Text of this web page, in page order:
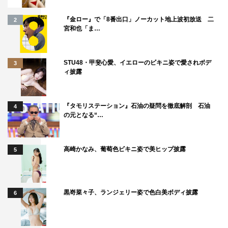
見取り図・盛山晋太郎 コメント
ジョンソンメンバーがそれぞれ8か所でロケをしたんです
けど、VTRを見たら8種類の番組を見たような気持ちにな
り、充実感と満足度が大きかったです。もしまた次があっ
たら本当にベタですけど、アメリカのロサンゼルスに行っ
て大谷翔平選手のホームランボールをキャッチする動画を
作りたいです！
かまいたち・山内健司 コメント
8人がバラバラで海外ロケに行くってまず今までなかなか
ない企画だと思うので、それがまず見どころですし、スタ
ジオではみんなでそれぞれのVTRを見ていて不思議と一体
感がありましたね。
番組情報
2
『金ロー』で「8番出口」ノーカット地上波初放送 二
宮和也「ま…
3
STU48・甲斐心愛、イエローのビキニ姿で愛されボデ
ィ披露
4
『タモリステーション』石油の疑問を徹底解剖 石油
の元となる“…
5 高崎かなみ、葡萄色ビキニ姿で美ヒップ披露
6 黒嵜菜々子、ランジェリー姿で色白美ボディ披露